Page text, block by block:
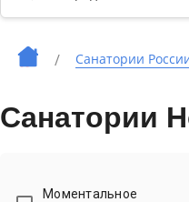
Санатории
Санатории
Моментальное